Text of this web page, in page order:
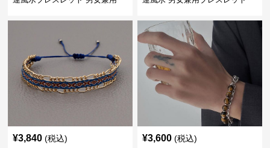
¥3,840 (税込) ¥3,600 (税込)